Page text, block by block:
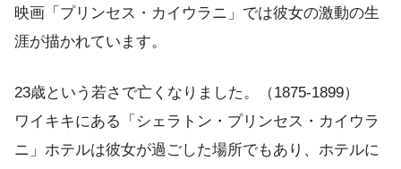
映画「プリンセス・カイウラニ」では彼女の激動の生
涯が描かれています。
23歳という若さで亡くなりました。（1875-1899）
ワイキキにある「シェラトン・プリンセス・カイウラ
ニ」ホテルは彼女が過ごした場所でもあり、ホテルに